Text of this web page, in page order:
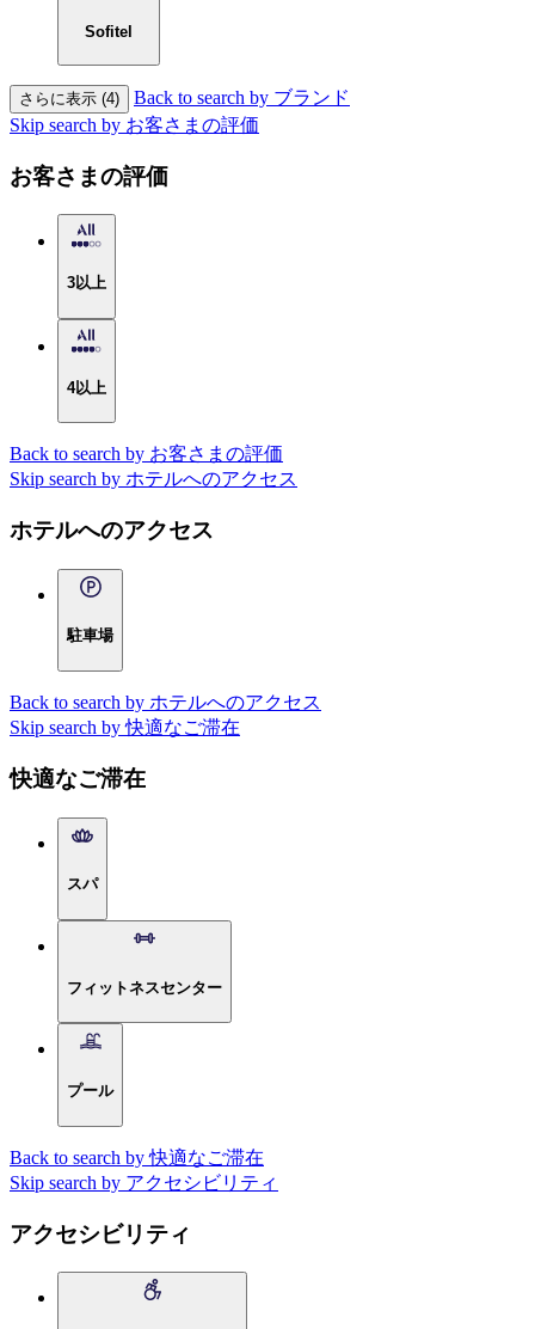
Sofitel
さらに表示 (4)
Back to search by ブランド
Skip search by お客さまの評価
お客さまの評価
3以上
4以上
Back to search by お客さまの評価
Skip search by ホテルへのアクセス
ホテルへのアクセス
駐車場
Back to search by ホテルへのアクセス
Skip search by 快適なご滞在
快適なご滞在
スパ
フィットネスセンター
プール
Back to search by 快適なご滞在
Skip search by アクセシビリティ
アクセシビリティ